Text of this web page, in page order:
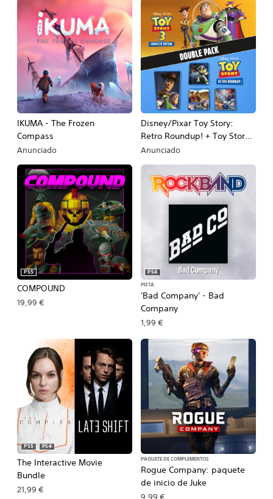
IKUMA - The Frozen
Compass
Anunciado
Disney/Pixar Toy Story:
Retro Roundup! + Toy Story 3
Complete Edition Double
Anunciado
COMPOUND
PS5
19,99 €
'Bad Company' - Bad
Company
PS4
PISTA
1,99 €
The Interactive Movie
Bundle
PS5 PS4
21,99 €
Rogue Company: paquete
de inicio de Juke
PAQUETE DE COMPLEMENTOS
9,99 €